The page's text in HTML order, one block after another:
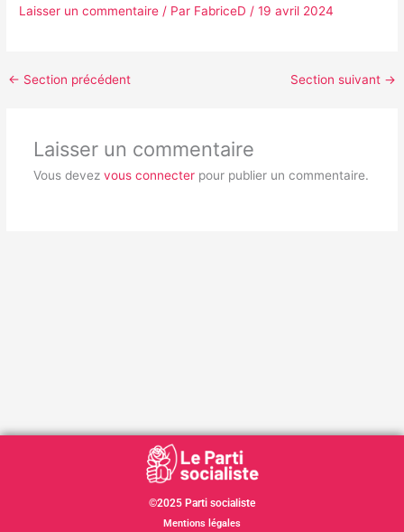
Laisser un commentaire / Par FabriceD/19 avril 2024
← Section précédent Section suivant →
Laisser un commentaire
Vous devez vous connecterpour publier un commentaire.
©2025 Parti socialiste
Mentions légales